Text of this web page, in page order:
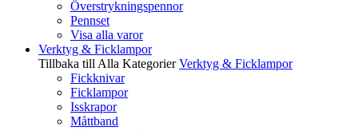
Överstrykningspennor
Pennset
Visa alla varor
Verktyg & Ficklampor
Tillbaka till Alla Kategorier Verktyg & Ficklampor
Fickknivar
Ficklampor
Isskrapor
Måttband